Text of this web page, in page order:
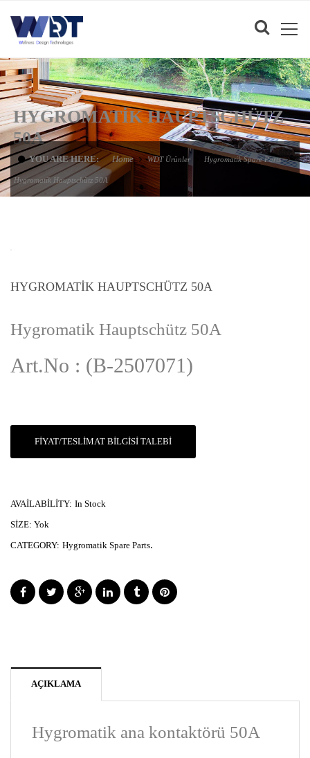
HYGROMATIK HAUPTSCHÜTZ
50A
YOU ARE HERE: Home WDT Ürünler Hygromatik Spare Parts
Hygromatik Hauptschütz 50A
HYGROMATIK HAUPTSCHÜTZ 50A
Hygromatik Hauptschütz 50A
Art.No : (B-2507071)
FIYAT/TESLIMAT BILGISI TALEBI
AVAILABILITY: In Stock
SIZE: Yok
CATEGORY: Hygromatik Spare Parts.
AÇIKLAMA
Hygromatik ana kontaktörü 50A